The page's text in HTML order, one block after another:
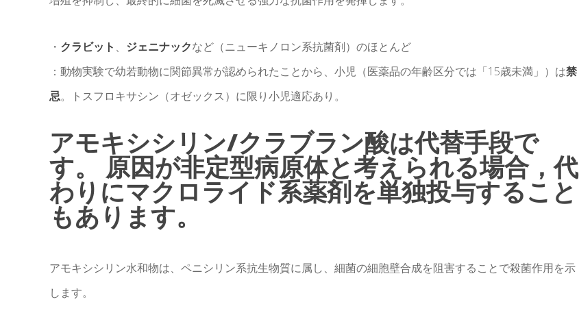
・ クラビット 、 ジェニナックなど（ニューキノロン系抗菌剤）のほとんど
：動物実験で幼若動物に関節異常が認められたことから、小児（医薬品の年齢区分では「15歳未満」）は禁
忌。トスフロキサシン（オゼックス）に限り小児適応あり。
アモキシシリン/クラブラン酸は代替手段で
す。 原因が非定型病原体と考えられる場合，代
わりにマクロライド系薬剤を単独投与すること
もあります。
アモキシシリン水和物は、ペニシリン系抗生物質に属し、細菌の細胞壁合成を阻害することで殺菌作用を示
します。